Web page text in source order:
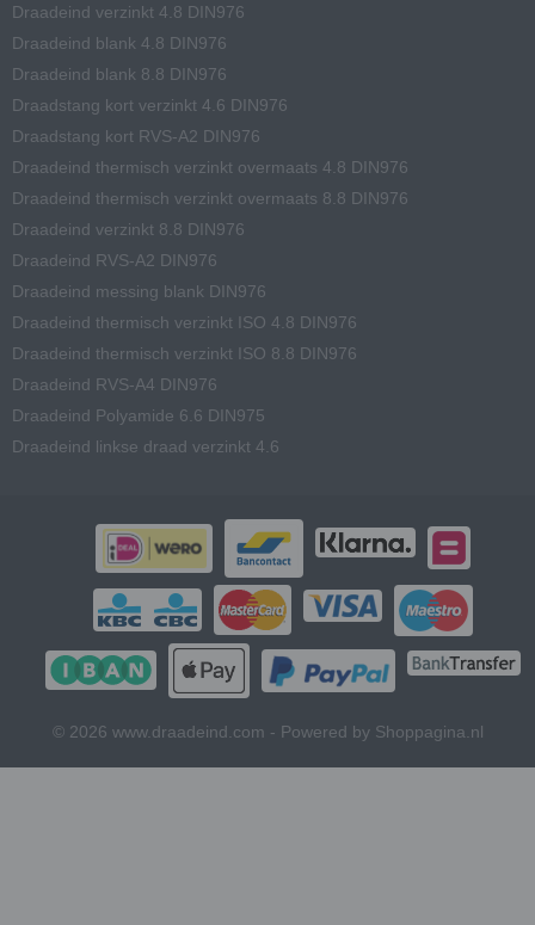
Draadeind verzinkt 4.8 DIN976
Draadeind blank 4.8 DIN976
Draadeind blank 8.8 DIN976
Draadstang kort verzinkt 4.6 DIN976
Draadstang kort RVS-A2 DIN976
Draadeind thermisch verzinkt overmaats 4.8 DIN976
Draadeind thermisch verzinkt overmaats 8.8 DIN976
Draadeind verzinkt 8.8 DIN976
Draadeind RVS-A2 DIN976
Draadeind messing blank DIN976
Draadeind thermisch verzinkt ISO 4.8 DIN976
Draadeind thermisch verzinkt ISO 8.8 DIN976
Draadeind RVS-A4 DIN976
Draadeind Polyamide 6.6 DIN975
Draadeind linkse draad verzinkt 4.6
© 2026 www.draadeind.com - Powered by Shoppagina.nl